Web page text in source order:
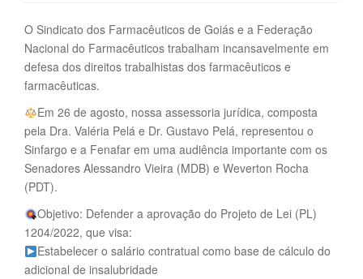
O Sindicato dos Farmacêuticos de Goiás e a Federação
Nacional do Farmacêuticos trabalham incansavelmente em
defesa dos direitos trabalhistas dos farmacêuticos e
farmacêuticas.
Em 26 de agosto, nossa assessoria jurídica, composta
pela Dra. Valéria Pelá e Dr. Gustavo Pelá, representou o
Sinfargo e a Fenafar em uma audiência importante com os
Senadores Alessandro Vieira (MDB) e Weverton Rocha
(PDT).
Objetivo: Defender a aprovação do Projeto de Lei (PL)
1204/2022, que visa:
Estabelecer o salário contratual como base de cálculo do
adicional de insalubridade